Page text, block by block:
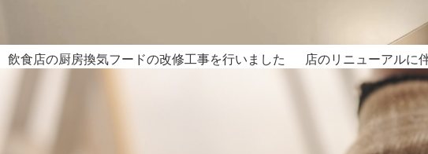
飲食店の厨房換気フードの改修工事を行いました 店のリニューアル